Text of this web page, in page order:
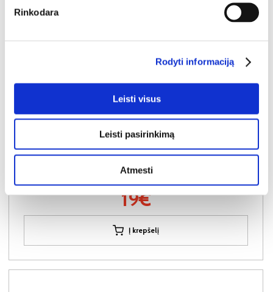
Rinkodara
Rodyti informaciją
Leisti visus
Leisti pasirinkimą
Atmesti
LEGOWISKO-S (II gr.) gyvūno guolis (Alcala-56)
Išmatavimai:A:19cmP:60cmG:50cm
kaina
- 5€
Kaina:
19€
Į krepšelį